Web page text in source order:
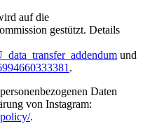
auf die
gestützt. Details
und
.
Daten
von Instagram:
.